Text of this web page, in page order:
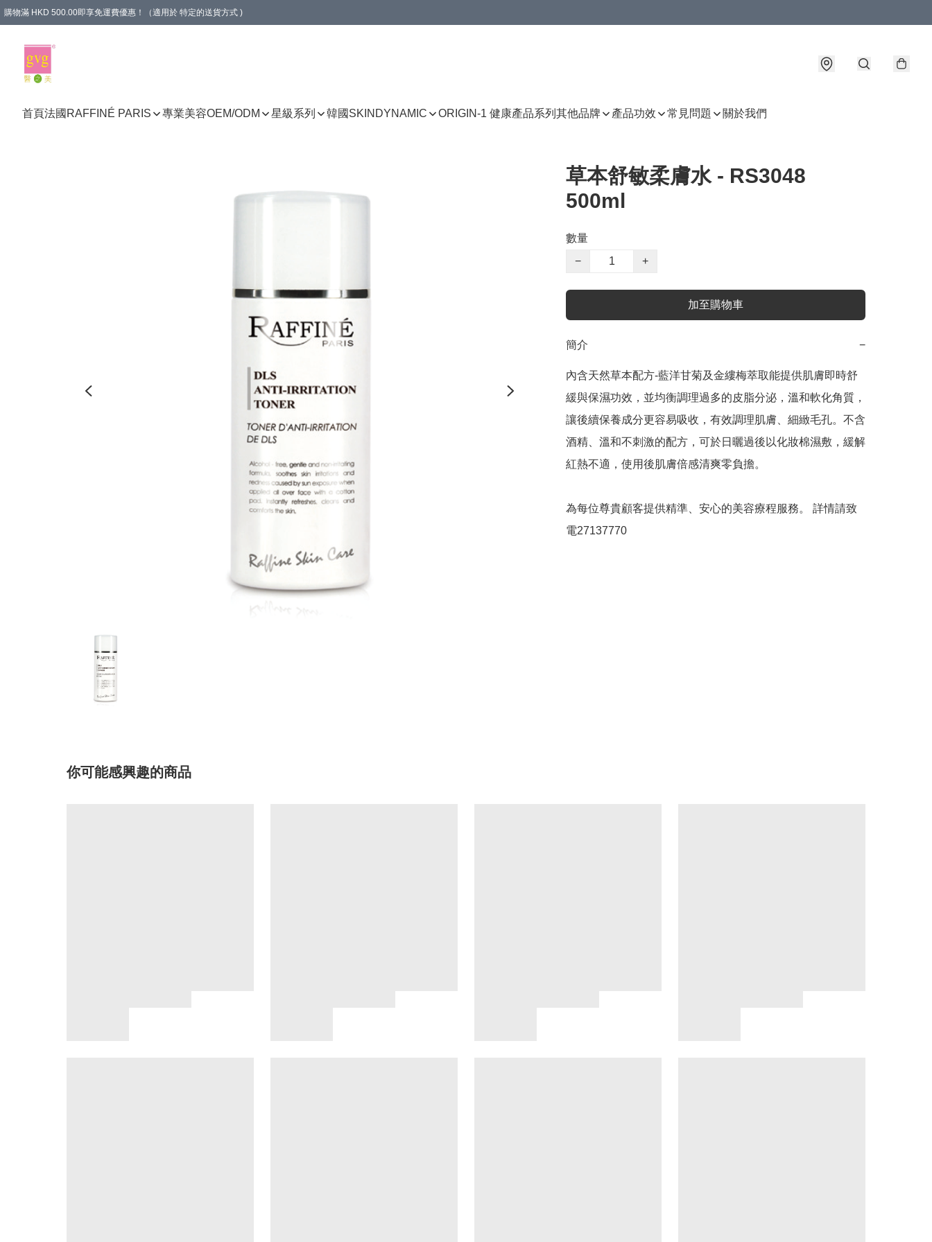
購物滿 HKD 500.00即享免運費優惠！（適用於 特定的送貨方式 )
首頁法國RAFFINÉ PARIS 專業美容OEM/ODM 星級系列 韓國SKINDYNAMIC ORIGIN-1 健康產品系列 其他品牌 產品功效 常見問題 關於我們
草本舒敏柔膚水 - RS3048
500ml
數量
−
+
加至購物車
簡介 −
內含天然草本配方-藍洋甘菊及金縷梅萃取能提供肌膚即時舒
緩與保濕功效，並均衡調理過多的皮脂分泌，溫和軟化角質，
讓後續保養成分更容易吸收，有效調理肌膚、細緻毛孔。不含
酒精、溫和不刺激的配方，可於日曬過後以化妝棉濕敷，緩解
紅熱不適，使用後肌膚倍感清爽零負擔。
為每位尊貴顧客提供精準、安心的美容療程服務。 詳情請致
電27137770
你可能感興趣的商品